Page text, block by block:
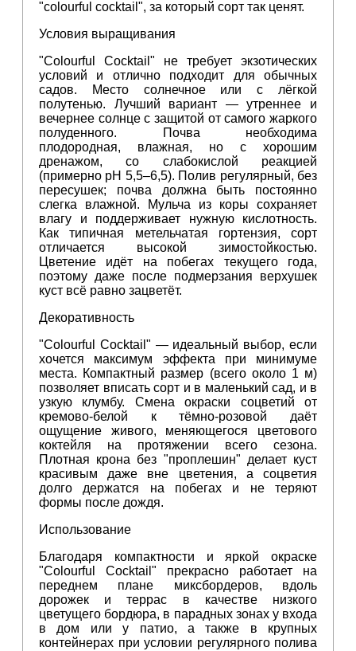
"colourful cocktail", за который сорт так ценят.
Условия выращивания
"Colourful Cocktail" не требует экзотических
условий и отлично подходит для обычных
садов. Место солнечное или с лёгкой
полутенью. Лучший вариант — утреннее и
вечернее солнце с защитой от самого жаркого
полуденного. Почва необходима
плодородная, влажная, но с хорошим
дренажом, со слабокислой реакцией
(примерно pH 5,5–6,5). Полив регулярный, без
пересушек; почва должна быть постоянно
слегка влажной. Мульча из коры сохраняет
влагу и поддерживает нужную кислотность.
Как типичная метельчатая гортензия, сорт
отличается высокой зимостойкостью.
Цветение идёт на побегах текущего года,
поэтому даже после подмерзания верхушек
куст всё равно зацветёт.
Декоративность
"Colourful Cocktail" — идеальный выбор, если
хочется максимум эффекта при минимуме
места. Компактный размер (всего около 1 м)
позволяет вписать сорт и в маленький сад, и в
узкую клумбу. Смена окраски соцветий от
кремово‑белой к тёмно‑розовой даёт
ощущение живого, меняющегося цветового
коктейля на протяжении всего сезона.
Плотная крона без "проплешин" делает куст
красивым даже вне цветения, а соцветия
долго держатся на побегах и не теряют
формы после дождя.
Использование
Благодаря компактности и яркой окраске
"Colourful Cocktail" прекрасно работает на
переднем плане миксбордеров, вдоль
дорожек и террас в качестве низкого
цветущего бордюра, в парадных зонах у входа
в дом или у патио, а также в крупных
контейнерах при условии регулярного полива